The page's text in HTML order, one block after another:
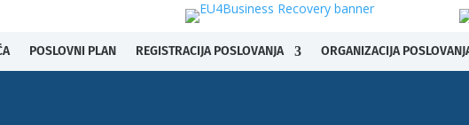
POSLOVNI PLAN REGISTRACIJA POSLOVANJA ORGANIZACIJA